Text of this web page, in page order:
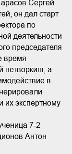
Сергей
он дал старт
по
деятельности
председателя
время
а
в
их экспертному
7-2
Антон